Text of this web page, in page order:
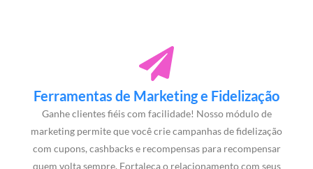
Ferramentas de Marketing e Fidelização
Ganhe clientes fiéis com facilidade! Nosso módulo de
marketing permite que você crie campanhas de fidelização
com cupons, cashbacks e recompensas para recompensar
quem volta sempre. Fortaleça o relacionamento com seus